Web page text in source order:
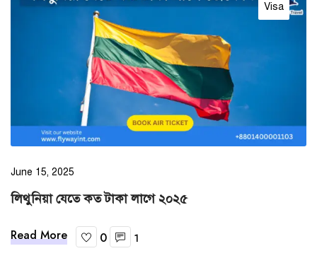
Visa
June 15, 2025
লিথুনিয়া যেতে কত টাকা লাগে ২০২৫
Read More 0 1